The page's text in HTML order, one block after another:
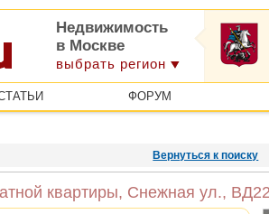
Недвижимость
в Москве
выбрать регион
ФОРУМ
Вернуться к поиску
квартиры, Снежная ул.,